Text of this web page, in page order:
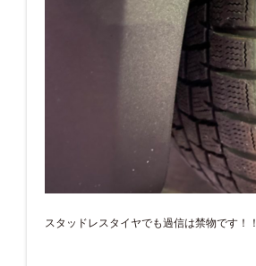
スタッドレスタイヤでも過信は禁物です！！